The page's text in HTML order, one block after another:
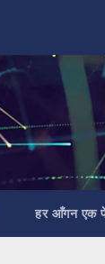
हर आँगन एक